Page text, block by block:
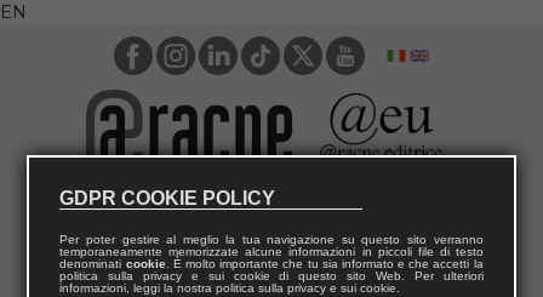
EN
GDPR COOKIE POLICY
Per poter gestire al meglio la tua navigazione su questo sito verranno
temporaneamente memorizzate alcune informazioni in piccoli file di testo
denominati cookie. È molto importante che tu sia informato e che accetti la
politica sulla privacy e sui cookie di questo sito Web. Per ulteriori
informazioni, leggi la nostra politica sulla privacy e sui cookie.